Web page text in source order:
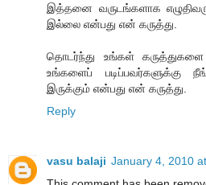
இத்தனை வருடங்களாக
இல்லை என்பது என் கருத்து.
தொடர்ந்து உங்கள்
உங்களைப் படிப்பவர்களுக்கு
இருக்கும் என்பது என் கருத்து.
Reply
vasu balaji January 4, 2010